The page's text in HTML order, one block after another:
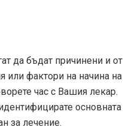
да бъдат причинени и от
или фактори на начина на
час с Вашия лекар.
основната
за лечение.